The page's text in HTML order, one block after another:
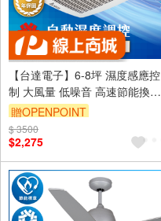
【台達電子】6-8坪 濕度感應控
制 大風量 低噪音 高速節能換氣
扇 DC直流 三年保固
(VFB25AEHT)
贈OPENPOINT
訂單滿999享9折
$ 3500
$2,275